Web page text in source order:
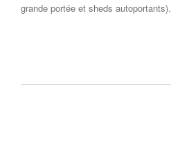
grande portée et sheds autoportants).